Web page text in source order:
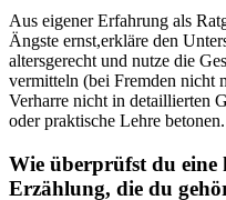
Aus eigener‌ Erfahrung als
Ängste ernst,erkläre‌ den‌
altersgerecht und nutze ‌die‍
vermitteln (bei Fremden nicht
‍Verharre nicht in detaillierten
oder praktische Lehre betonen.
Wie überprüfst du eine
Erzählung, ⁢die du